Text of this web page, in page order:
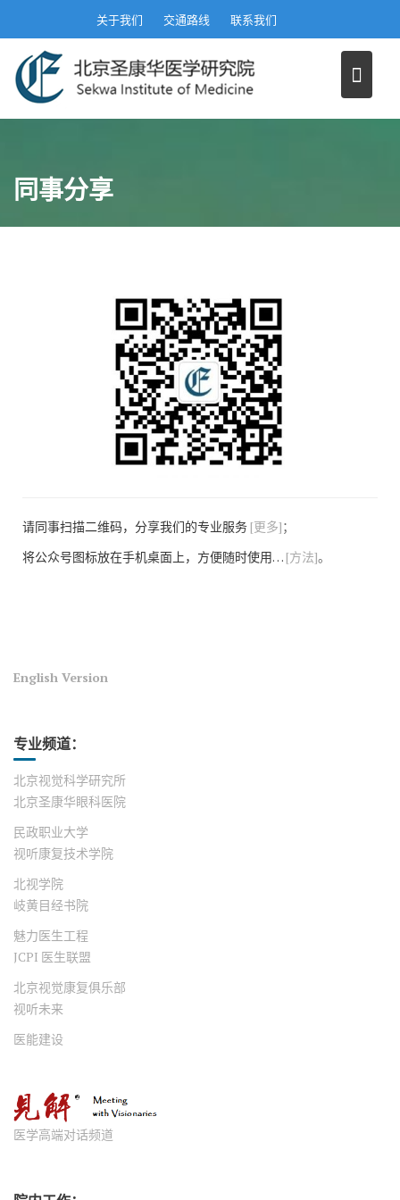
o
e
关于我们 交通路线 联系我们
同事分享
请同事扫描二维码，分享我们的专业服务 [更多]；
将公众号图标放在手机桌面上，方便随时使用… [方法]。
English Version
专业频道：
北京视觉科学研究所
北京圣康华眼科医院
民政职业大学
视听康复技术学院
北视学院
岐黄目经书院
魅力医生工程
JCPI 医生联盟
北京视觉康复俱乐部
视听未来
医能建设
医学高端对话频道